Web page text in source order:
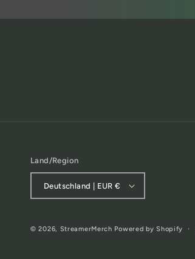
Land/Region
Deutschland | EUR €
© 2026, StreamerMerch Powered by Shopify